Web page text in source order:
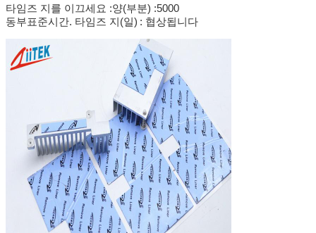
타임즈 지를 이끄세요 :양(부분) :5000
동부표준시간. 타임즈 지(일) : 협상됩니다